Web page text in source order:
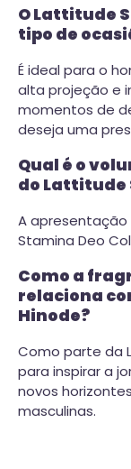
O Lattitude
tipo de
É ideal para o
alta projeção e
momentos de
deseja uma
Qual é o
do Lattitude
A
Stamina Deo
Como a
relaciona
Hinode?
Como parte da
para inspirar a
novos
masculinas.